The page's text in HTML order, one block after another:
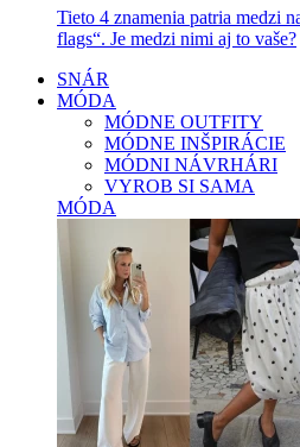
Tieto 4 znamenia patria medzi
flags“. Je medzi nimi aj to vaše?
SNÁR
MÓDA
MÓDNE OUTFITY
MÓDNE INŠPIRÁCIE
MÓDNI NÁVRHÁRI
VYROB SI SAMA
MÓDA